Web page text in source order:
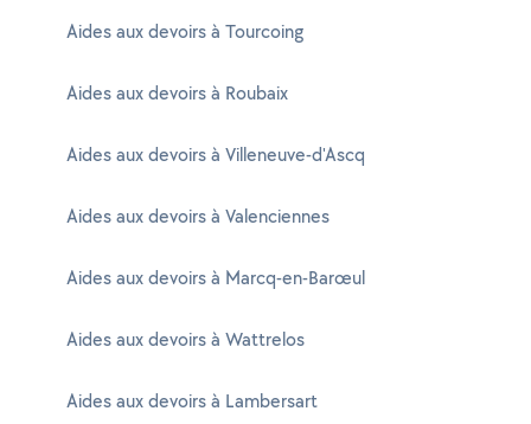
Aides aux devoirs à Tourcoing
Aides aux devoirs à Roubaix
Aides aux devoirs à Villeneuve-d'Ascq
Aides aux devoirs à Valenciennes
Aides aux devoirs à Marcq-en-Barœul
Aides aux devoirs à Wattrelos
Aides aux devoirs à Lambersart